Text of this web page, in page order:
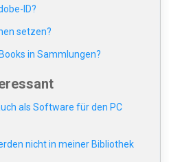
ID?
setzen?
in Sammlungen?
als Software für den PC
nicht in meiner Bibliothek